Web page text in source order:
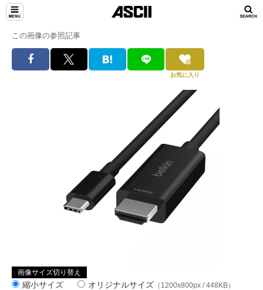
この画像の参照記事
お気に入り
画像サイズ切り替え
縮小サイズ オリジナルサイズ （1200x800px / 448KB）